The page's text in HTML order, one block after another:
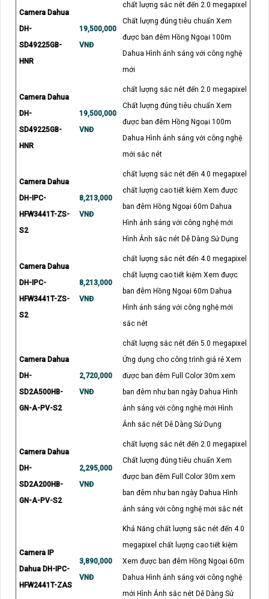
Camera Dahua
DH-
SD49225GB-
HNR
19,500,000
VNĐ
chất lượng sắc nét đến 2.0 megapixel
Chất lượng đúng tiêu chuẩn Xem
được ban đêm Hồng Ngoại 100m
Dahua Hình ảnh sáng với công nghệ
mới
Camera Dahua
DH-
SD49225GB-
HNR
19,500,000
VNĐ
chất lượng sắc nét đến 2.0 megapixel
Chất lượng đúng tiêu chuẩn Xem
được ban đêm Hồng Ngoại 100m
Dahua Hình ảnh sáng với công nghệ
mới sắc nét
Camera Dahua
DH-IPC-
HFW3441T-ZS-
S2
8,213,000
VNĐ
chất lượng sắc nét đến 4.0 megapixel
chất lượng cao tiết kiệm Xem được
ban đêm Hồng Ngoại 60m Dahua
Hình ảnh sáng với công nghệ mới
Hình Ảnh sắc nét Dễ Dàng Sử Dụng
Camera Dahua
DH-IPC-
HFW3441T-ZS-
S2
8,213,000
VNĐ
chất lượng sắc nét đến 4.0 megapixel
chất lượng cao tiết kiệm Xem được
ban đêm Hồng Ngoại 60m Dahua
Hình ảnh sáng với công nghệ mới
sắc nét
Camera Dahua
DH-
SD2A500HB-
GN-A-PV-S2
2,720,000
VNĐ
chất lượng sắc nét đến 5.0 megapixel
Ứng dụng cho công trình giá rẻ Xem
được ban đêm Full Color 30m xem
ban đêm như ban ngày Dahua Hình
ảnh sáng với công nghệ mới Hình
Ảnh sắc nét Dễ Dàng Sử Dụng
Camera Dahua
DH-
SD2A200HB-
GN-A-PV-S2
2,295,000
VNĐ
chất lượng sắc nét đến 2.0 megapixel
Chất lượng đúng tiêu chuẩn Xem
được ban đêm Full Color 30m xem
ban đêm như ban ngày Dahua Hình
ảnh sáng với công nghệ mới sắc nét
Camera IP
Dahua DH-IPC-
HFW2441T-ZAS
3,890,000
VNĐ
Khả Năng chất lượng sắc nét đến 4.0
megapixel chất lượng cao tiết kiệm
Xem được ban đêm Hồng Ngoại 60m
Dahua Hình ảnh sáng với công nghệ
mới Hình Ảnh sắc nét Dễ Dàng Sử